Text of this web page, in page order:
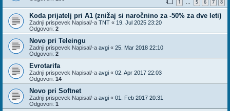
1 … 5 6 7 8
Koda prijatelj pri A1 (znižaj si naročnino za -50% za dve leti)
Zadnji prispevek Napisal/-a TNT « 19. Jul 2025 23:20
Odgovori: 2
Novo pri Teleingu
Zadnji prispevek Napisal/-a avgi « 25. Mar 2018 22:10
Odgovori: 2
Evrotarifa
Zadnji prispevek Napisal/-a avgi « 02. Apr 2017 22:03
Odgovori: 14
Novo pri Softnet
Zadnji prispevek Napisal/-a avgi « 01. Feb 2017 20:31
Odgovori: 1